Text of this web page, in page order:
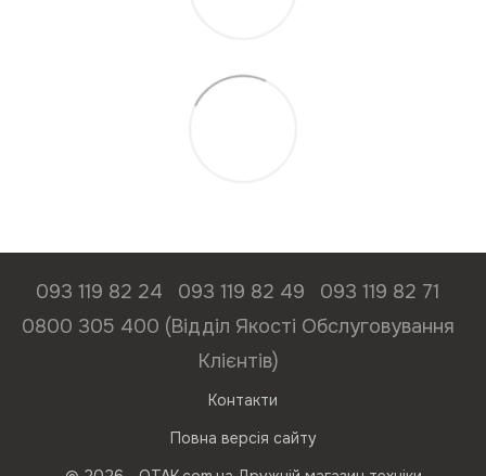
093 119 82 24 093 119 82 49
093 119 82 71
0800 305 400 (Відділ Якості Обслуговування
Клієнтів)
Контакти
Повна версія сайту